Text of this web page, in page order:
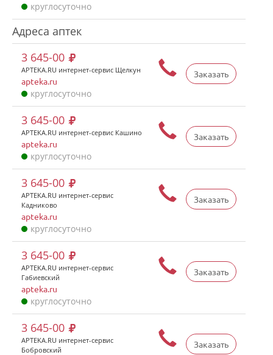
круглосуточно
Адреса аптек
Заказать
3 645-00
APTEKA.RU интернет-сервис Щелкун
apteka.ru
круглосуточно
Заказать
3 645-00
APTEKA.RU интернет-сервис Кашино
apteka.ru
круглосуточно
Заказать
3 645-00
APTEKA.RU интернет-сервис
Кадниково
apteka.ru
круглосуточно
Заказать
3 645-00
APTEKA.RU интернет-сервис
Габиевский
apteka.ru
круглосуточно
Заказать
3 645-00
APTEKA.RU интернет-сервис
Бобровский